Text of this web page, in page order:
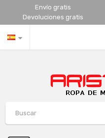
Envío gratis
Devoluciones gratis